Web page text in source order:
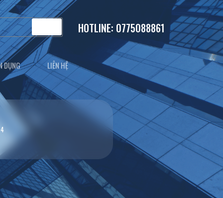
HOTLINE: 0775088861
DỤNG LIÊN HỆ